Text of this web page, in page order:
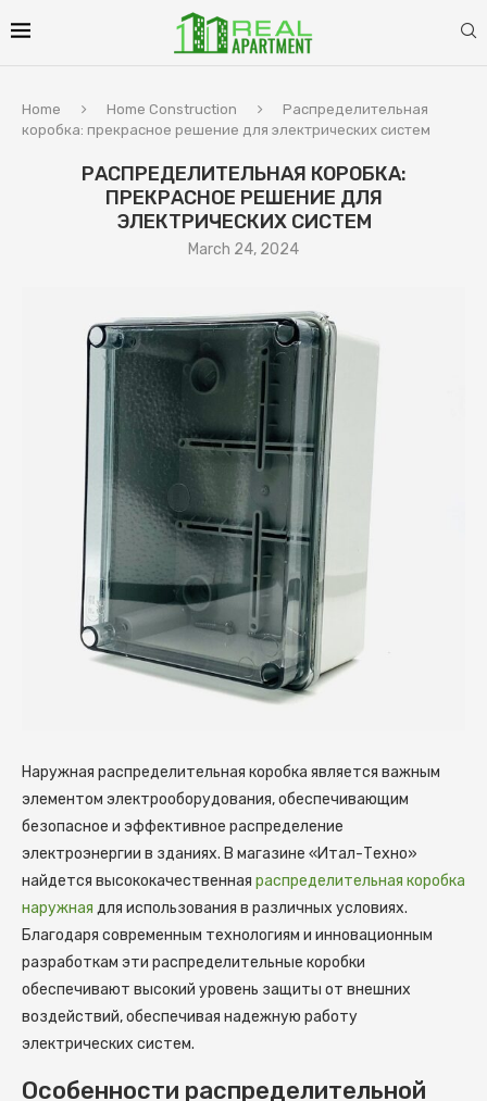
Home Home Construction
Распределительная
коробка: прекрасное решение для электрических систем
РАСПРЕДЕЛИТЕЛЬНАЯ КОРОБКА:
ПРЕКРАСНОЕ РЕШЕНИЕ ДЛЯ
ЭЛЕКТРИЧЕСКИХ СИСТЕМ
March 24, 2024
Наружная распределительная коробка является важным
элементом электрооборудования, обеспечивающим
безопасное и эффективное распределение
электроэнергии в зданиях. В магазине «Итал-Техно»
найдется высококачественная распределительная коробка
наружная для использования в различных условиях.
Благодаря современным технологиям и инновационным
разработкам эти распределительные коробки
обеспечивают высокий уровень защиты от внешних
воздействий, обеспечивая надежную работу
электрических систем.
Особенности распределительной